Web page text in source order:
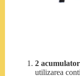
2
utilizarea